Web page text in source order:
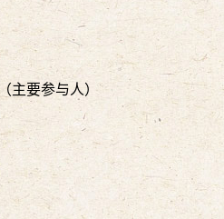
（主要参与人）